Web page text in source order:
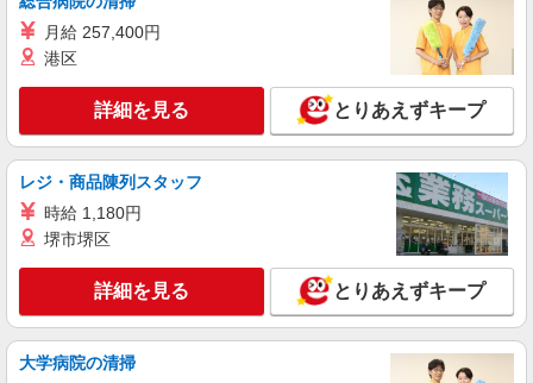
時給1350円〜2062円 ＜日払い有/週払い有/交
通費全支給(ガソリン代含む)＞
キープ 詳細を見る
アルバイト パート 派遣社員
日研トータルソーシング株式会社 メディカルケア事業部/郡山オフィ
ス【看護助手】
時給1,150円 ★週払いOK（規定あり） ※給与
幅は経験・能力による
福島県白河市 【最寄駅】JR東北本線「白坂」
月給 257,400円
港区
詳細を見る とりあえずキープ
レジ・商品陳列スタッフ
時給 1,180円
堺市堺区
詳細を見る とりあえずキープ
大学病院の清掃